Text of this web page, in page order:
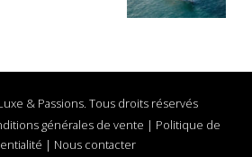
& Passions. Tous droits réservés
générales de vente | Politique de
| Nous contacter